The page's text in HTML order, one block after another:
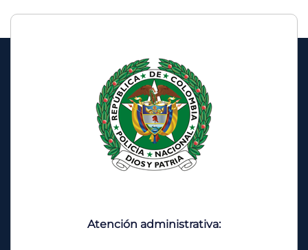
Atención administrativa: